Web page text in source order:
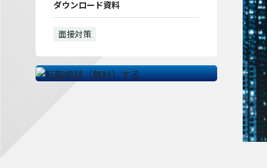
ダウンロード資料
面接対策